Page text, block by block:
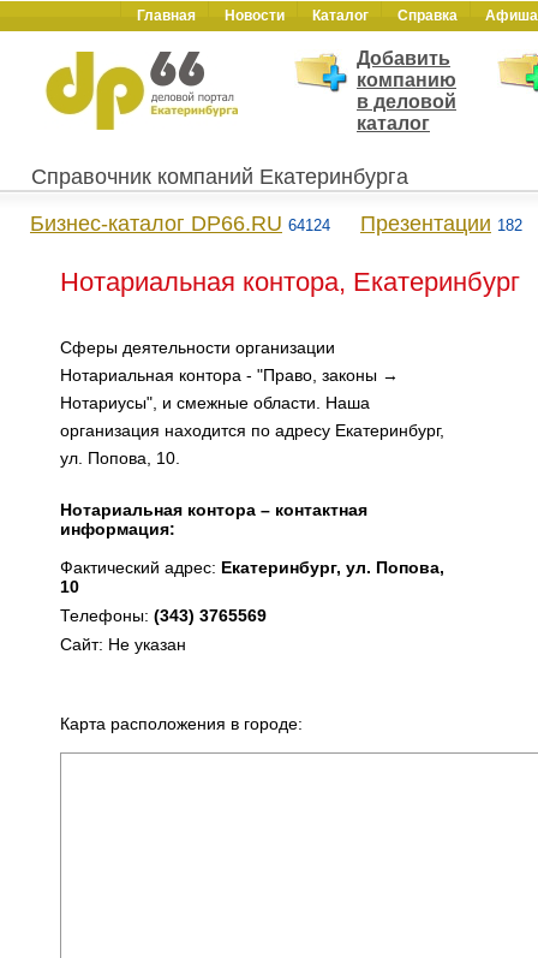
Главная Новости Каталог Справка Афиша
Добавить
компанию
в деловой
каталог
Справочник компаний Екатеринбурга
Бизнес-каталог DP66.RU 64124 Презентации 182
Нотариальная контора, Екатеринбург
Сферы деятельности организации
Нотариальная контора - "Право, законы →
Нотариусы", и смежные области. Наша
организация находится по адресу Екатеринбург,
ул. Попова, 10.
Нотариальная контора – контактная
информация:
Фактический адрес: Екатеринбург, ул. Попова,
10
Телефоны: (343) 3765569
Сайт: Не указан
Карта расположения в городе: